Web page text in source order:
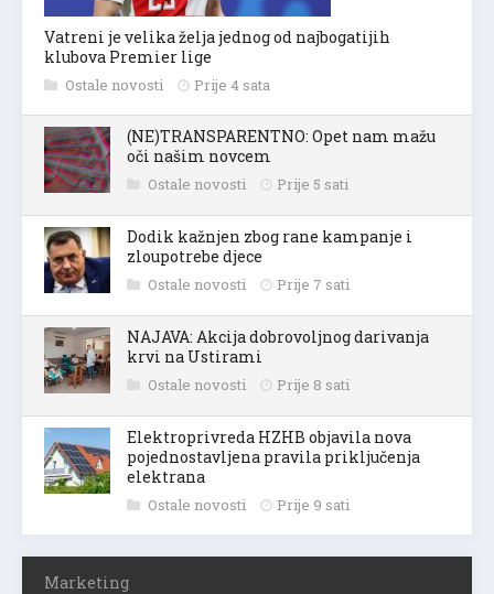
Vatreni je velika želja jednog od najbogatijih
klubova Premier lige
Ostale novosti Prije 4 sata
(NE)TRANSPARENTNO: Opet nam mažu
oči našim novcem
Ostale novosti Prije 5 sati
Dodik kažnjen zbog rane kampanje i
zloupotrebe djece
Ostale novosti Prije 7 sati
NAJAVA: Akcija dobrovoljnog darivanja
krvi na Ustirami
Ostale novosti Prije 8 sati
Elektroprivreda HZHB objavila nova
pojednostavljena pravila priključenja
elektrana
Ostale novosti Prije 9 sati
Marketing